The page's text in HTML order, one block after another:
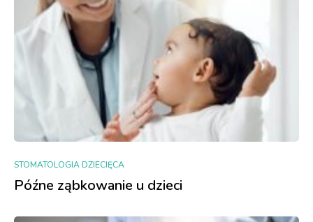
STOMATOLOGIA DZIECIĘCA
Późne ząbkowanie u dzieci